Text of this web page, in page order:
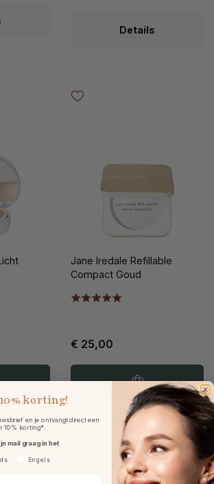
Details
Jane Iredale Refillable
Compact Goud
€ 25,00
10% korting!
en je ontvangt direct een
10% korting*.
mail graag in het
Engels